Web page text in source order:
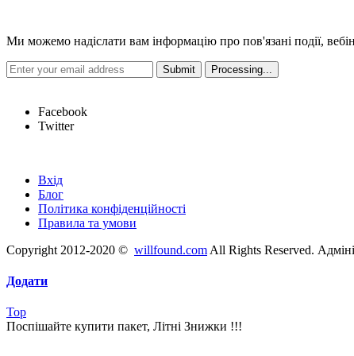
Ми можемо надіслати вам інформацію про пов'язані події,
Facebook
Twitter
Вхід
Блог
Політика конфіденційності
Правила та умови
Copyright 2012-2020 © willfound.com All Rights Reserved.
Додати
Top
Поспішайте купити пакет, Літні Знижки !!!